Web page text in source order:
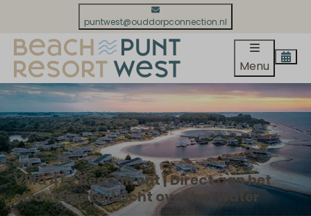
puntwest@ouddorpconnection.nl
Menu
Villa 41 – Beachfront | Direct aan het
strand met uitzicht over het water